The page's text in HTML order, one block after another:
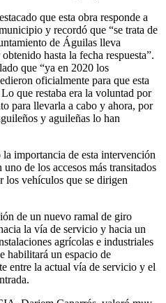
que esta obra responde a
y recordó que “se trata de
de Águilas lleva
hasta la fecha respuesta”.
que “ya en 2020 los
oficialmente para que esta
que restaba era la voluntad por
para llevarla a cabo y ahora, por
y aguileñas lo han
importancia de esta intervención
de los accesos más transitados
los vehículos que se dirigen
de un nuevo ramal de giro
la vía de servicio y hacia un
agrícolas e industriales
habilitará un espacio de
entre la actual vía de servicio y el